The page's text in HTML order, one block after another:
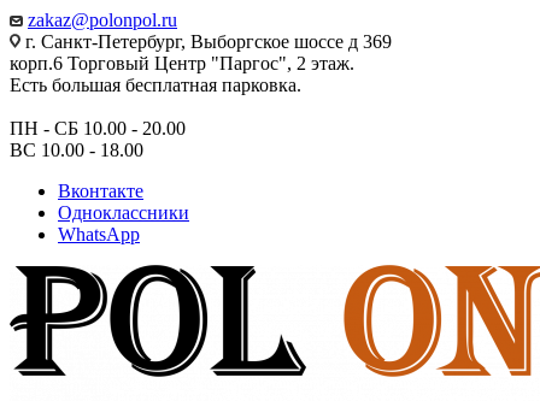
zakaz@polonpol.ru
г. Санкт-Петербург, Выборгское шоссе д 369
корп.6 Торговый Центр "Паргос", 2 этаж.
Есть большая бесплатная парковка.
ПН - СБ 10.00 - 20.00
ВС 10.00 - 18.00
Вконтакте
Одноклассники
WhatsApp